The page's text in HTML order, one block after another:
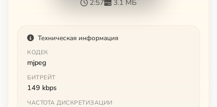
2:57 3.1 МБ
Техническая информация
КОДЕК
mjpeg
БИТРЕЙТ
149 kbps
ЧАСТОТА ДИСКРЕТИЗАЦИИ